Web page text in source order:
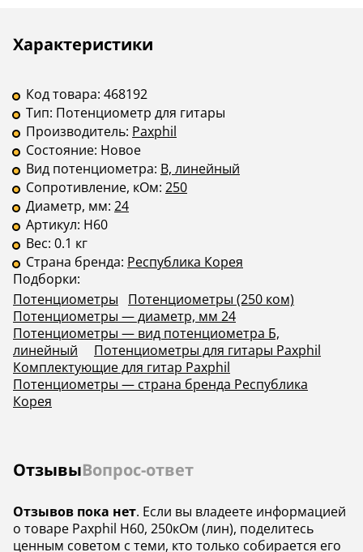
Описание
Характеристики
Инструкции
Код товара: 468192
Тип: Потенциометр для гитары
Производитель: Paxphil
Состояние: Новое
Вид потенциометра: B, линейный
Сопротивление, кОм: 250
Диаметр, мм: 24
Артикул: H60
Вес: 0.1 кг
Страна бренда: Республика Корея
Подборки:
Потенциометры
Потенциометры (250 ком)
Потенциометры — диаметр, мм 24
Потенциометры — вид потенциометра Б,
линейный
Потенциометры для гитары Paxphil
Комплектующие для гитар Paxphil
Потенциометры — страна бренда Республика
Корея
ОтзывыВопрос-ответ
Отзывов пока нет. Если вы владеете информацией
о товаре Paxphil H60, 250кОм (лин), поделитесь
ценным советом с теми, кто только собирается его